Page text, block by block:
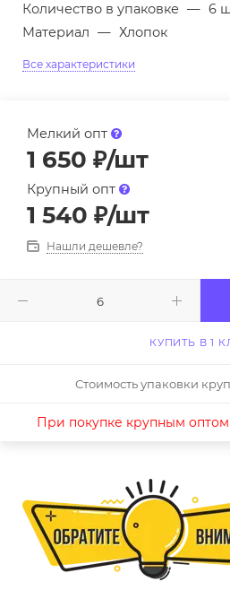
Количество в упаковке — 6
Материал — Хлопок
Все характеристики
Мелкий опт
1 650 ₽/шт
Крупный опт
1 540 ₽/шт
Нашли дешевле?
КУПИТЬ В 1
Стоимость упаковки
При покупке крупным